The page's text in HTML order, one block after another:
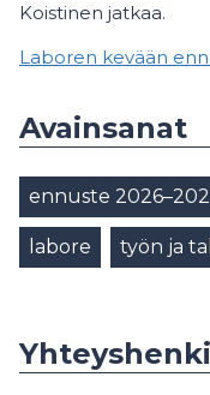
Koistinen jatkaa.
Laboren kevään
Avainsanat
ennuste
labore työn ja